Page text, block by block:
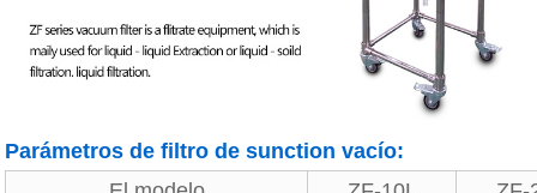
Parámetros de filtro de sunction vacío: